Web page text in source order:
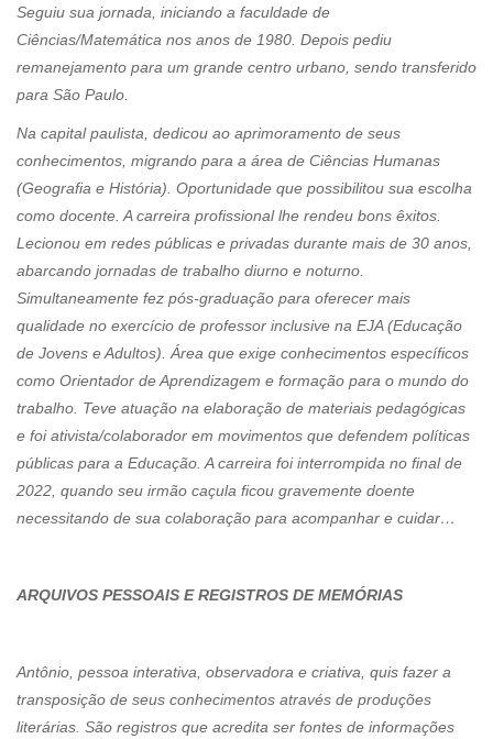
Seguiu sua jornada, iniciando a faculdade de
Ciências/Matemática nos anos de 1980. Depois pediu
remanejamento para um grande centro urbano, sendo transferido
para São Paulo.
Na capital paulista, dedicou ao aprimoramento de seus
conhecimentos, migrando para a área de Ciências Humanas
(Geografia e História). Oportunidade que possibilitou sua escolha
como docente. A carreira profissional lhe rendeu bons êxitos.
Lecionou em redes públicas e privadas durante mais de 30 anos,
abarcando jornadas de trabalho diurno e noturno.
Simultaneamente fez pós-graduação para oferecer mais
qualidade no exercício de professor inclusive na EJA (Educação
de Jovens e Adultos). Área que exige conhecimentos específicos
como Orientador de Aprendizagem e formação para o mundo do
trabalho. Teve atuação na elaboração de materiais pedagógicas
e foi ativista/colaborador em movimentos que defendem políticas
públicas para a Educação. A carreira foi interrompida no final de
2022, quando seu irmão caçula ficou gravemente doente
necessitando de sua colaboração para acompanhar e cuidar…
ARQUIVOS PESSOAIS E REGISTROS DE MEMÓRIAS
Antônio, pessoa interativa, observadora e criativa, quis fazer a
transposição de seus conhecimentos através de produções
literárias. São registros que acredita ser fontes de informações